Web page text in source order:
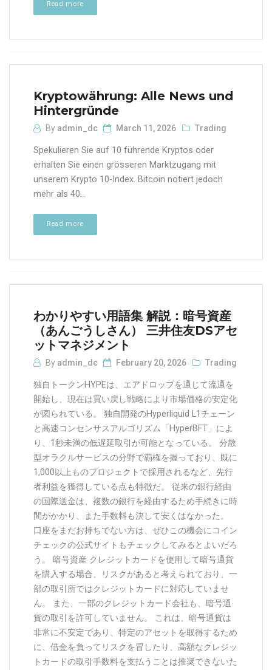
Read more
Kryptowährung: Alle News und
Hintergründe
By admin_dc March 11, 2026 Trading
Spekulieren Sie auf 10 führende Kryptos oder
erhalten Sie einen grösseren Marktzugang mit
unserem Krypto 10-Index. Bitcoin notiert jedoch
mehr als 40...
Read more
わかりやすい用語集 解説：暗号資産
（あんごうしさん） 三井住友DSアセ
ットマネジメント
By admin_dc February 20, 2026 Trading
独自トークンHYPEは、エアドロップを通じて流通を
開始し、現在は買い戻し戦略により市場価格の安定化
が図られている。 独自開発のHyperliquid L1チェーン
と高速コンセンサスアルゴリズム「HyperBFT」によ
り、1秒未満の低遅延取引が可能となっている。 分散
型オラクルサービスの分野で覇権を握っており、既に
1,000以上ものプロジェクトで採用されるなど、先行
者利益を獲得している点も特徴だ。 従来の銀行経由
の国際送金は、複数の銀行を経由するため手続きに時
間がかかり、また手数料も決して安くはなかった。
口座をまだお持ちでない方は、ぜひこの機会にコイン
チェックの公式サイトもチェックしてみるとよいだろ
う。 暗号資産 クレジットカードを使用して暗号通貨
を購入する場合、リスクがあると考えられており、一
部の取引所ではクレジットカードに対応していませ
ん。 また、一部のクレジットカード会社も、暗号通
貨の取引を許可していません。 これは、暗号通貨は
非常に不安定であり、特定のアセットを取得するため
に、借金を負ってリスクを冒したり、高額なクレジッ
トカードの取引手数料を支払うことは推奨できないた